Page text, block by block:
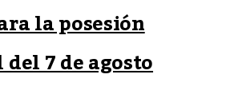
de Buga para participar en el
para la Mujer Emprendedora, un
que reunió a emprendedoras,
interesadas en fortalecer sus
la posesión
7 de agosto